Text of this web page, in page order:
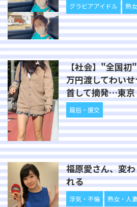
グラビアアイドル 熟
【社会】"全国初
万円渡してわい
首して摘発…東京
風俗・援交
福原愛さん、変
れる
浮気・不倫 熟女・人